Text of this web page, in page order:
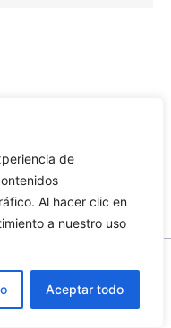
de
Al hacer clic en
a nuestro uso
Aceptar todo
de Cuchillería |
para WordPress